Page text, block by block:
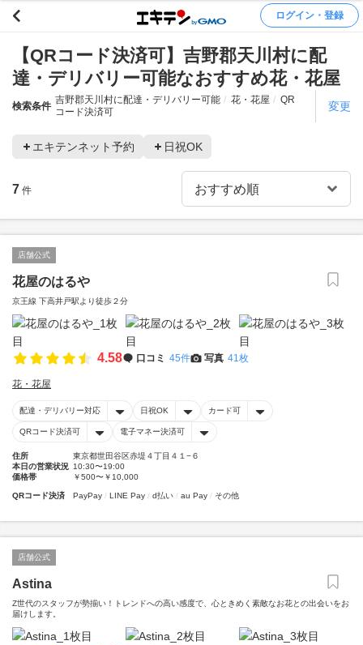
ログイン・登録
【QRコード決済可】吉野郡天川村に配
達・デリバリー可能なおすすめ花・花屋
検索条件
吉野郡天川村に配達・デリバリー可能 花・花屋
QR
コード決済可
変更
エキテンネット予約 日祝OK
7 件
店舗公式
花屋のはるや
京王線 下高井戸駅より徒歩２分
4.58 口コミ 45件 写真 41枚
花・花屋
配達・デリバリー対応 日祝OK カード可
QRコード決済可 電子マネー決済可
住所
東京都世田谷区赤堤４丁目４１−６
本日の営業状況 10:30〜19:00
価格帯
￥500〜￥10,000
QRコード決済 PayPay LINE Pay d払い au Pay その他
店舗公式
Astina
Z世代のスタッフが勢揃い！トレンドへの高い感度で、心ときめく素敵なお花との出会いをお
届けします。